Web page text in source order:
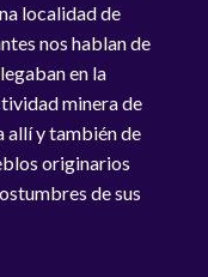
localidad de
nos hablan de
en la
minera de
allí y también de
originarios
de sus